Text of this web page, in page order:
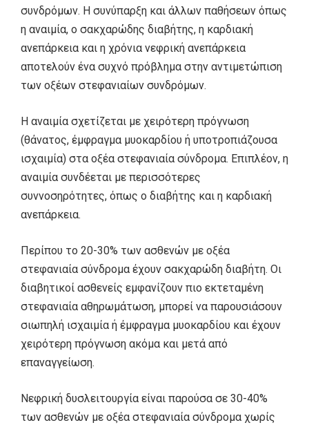
συνδρόμων. Η συνύπαρξη και άλλων παθήσεων όπως
η αναιμία, ο σακχαρώδης διαβήτης, η καρδιακή
ανεπάρκεια και η χρόνια νεφρική ανεπάρκεια
αποτελούν ένα συχνό πρόβλημα στην αντιμετώπιση
των οξέων στεφανιαίων συνδρόμων.
Η αναιμία σχετίζεται με χειρότερη πρόγνωση
(θάνατος, έμφραγμα μυοκαρδίου ή υποτροπιάζουσα
ισχαιμία) στα οξέα στεφανιαία σύνδρομα. Επιπλέον, η
αναιμία συνδέεται με περισσότερες
συννοσηρότητες, όπως ο διαβήτης και η καρδιακή
ανεπάρκεια.
Περίπου το 20-30% των ασθενών με οξέα
στεφανιαία σύνδρομα έχουν σακχαρώδη διαβήτη. Οι
διαβητικοί ασθενείς εμφανίζουν πιο εκτεταμένη
στεφανιαία αθηρωμάτωση, μπορεί να παρουσιάσουν
σιωπηλή ισχαιμία ή έμφραγμα μυοκαρδίου και έχουν
χειρότερη πρόγνωση ακόμα και μετά από
επαναγγείωση.
Νεφρική δυσλειτουργία είναι παρούσα σε 30-40%
των ασθενών με οξέα στεφανιαία σύνδρομα χωρίς